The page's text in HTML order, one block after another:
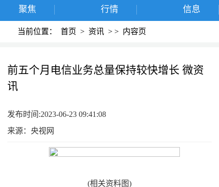
聚焦 行情 信息
当前位置： 首页 > 资讯 > > 内容页
前五个月电信业务总量保持较快增长 微资
讯
发布时间:2023-06-23 09:41:08
来源：央视网
(相关资料图)